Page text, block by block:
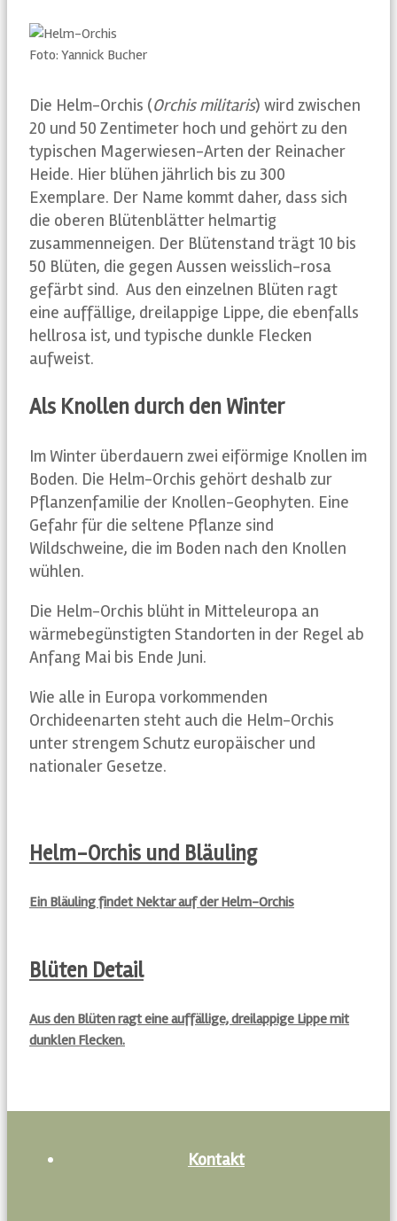
Foto: Yannick Bucher
Die Helm-Orchis (Orchis militaris) wird zwischen
20 und 50 Zentimeter hoch und gehört zu den
typischen Magerwiesen-Arten der Reinacher
Heide. Hier blühen jährlich bis zu 300
Exemplare. Der Name kommt daher, dass sich
die oberen Blütenblätter helmartig
zusammenneigen. Der Blütenstand trägt 10 bis
50 Blüten, die gegen Aussen weisslich-rosa
gefärbt sind. Aus den einzelnen Blüten ragt
eine auffällige, dreilappige Lippe, die ebenfalls
hellrosa ist, und typische dunkle Flecken
aufweist.
Als Knollen durch den Winter
Im Winter überdauern zwei eiförmige Knollen im
Boden. Die Helm-Orchis gehört deshalb zur
Pflanzenfamilie der Knollen-Geophyten. Eine
Gefahr für die seltene Pflanze sind
Wildschweine, die im Boden nach den Knollen
wühlen.
Die Helm-Orchis blüht in Mitteleuropa an
wärmebegünstigten Standorten in der Regel ab
Anfang Mai bis Ende Juni.
Wie alle in Europa vorkommenden
Orchideenarten steht auch die Helm-Orchis
unter strengem Schutz europäischer und
nationaler Gesetze.
Helm-Orchis und Bläuling
Ein Bläuling findet Nektar auf der Helm-Orchis
Blüten Detail
Aus den Blüten ragt eine auffällige, dreilappige Lippe mit
dunklen Flecken.
Kontakt